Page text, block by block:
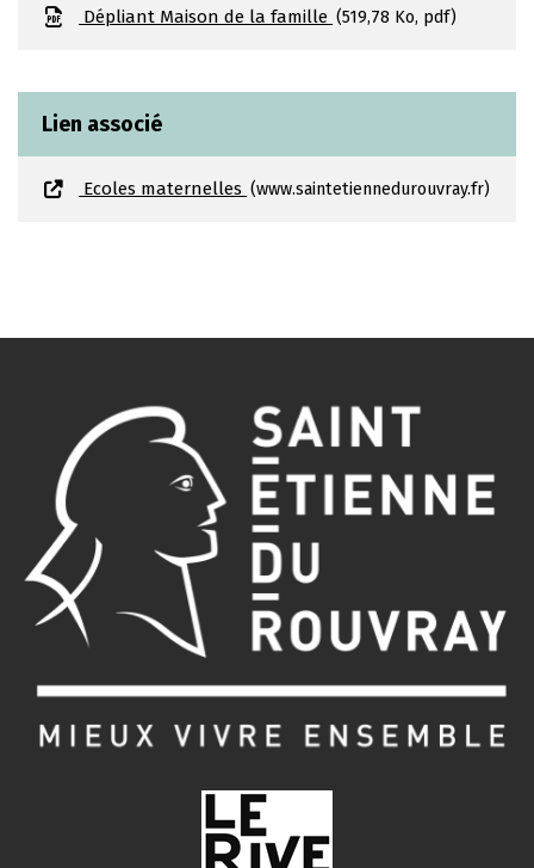
Dépliant Maison de la famille 519,78 Ko, pdf
Lien associé
Ecoles maternelles www.saintetiennedurouvray.fr